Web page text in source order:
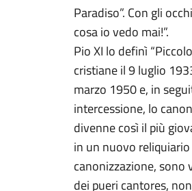
Paradiso”. Con gli
cosa io vedo mai!”.
Pio XI lo definì
cristiane il 9 luglio
marzo 1950 e, in
intercessione, lo
divenne così il più
in un nuovo
canonizzazione, sono
dei pueri cantores,